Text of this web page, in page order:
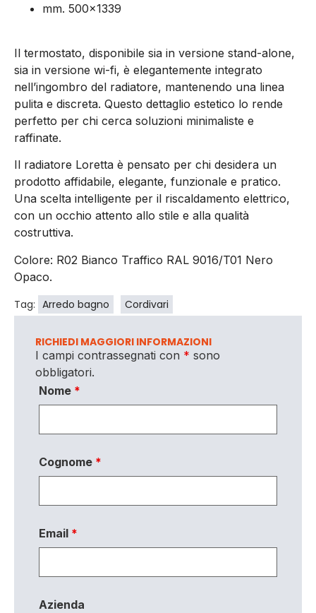
mm. 500×1339
Il termostato, disponibile sia in versione stand-alone,
sia in versione wi-fi, è elegantemente integrato
nell’ingombro del radiatore, mantenendo una linea
pulita e discreta. Questo dettaglio estetico lo rende
perfetto per chi cerca soluzioni minimaliste e
raffinate.
Il radiatore Loretta è pensato per chi desidera un
prodotto affidabile, elegante, funzionale e pratico.
Una scelta intelligente per il riscaldamento elettrico,
con un occhio attento allo stile e alla qualità
costruttiva.
Colore: R02 Bianco Traffico RAL 9016/T01 Nero
Opaco.
Tag: Arredo bagno Cordivari
RICHIEDI MAGGIORI INFORMAZIONI
I campi contrassegnati con * sono
obbligatori.
Nome *
Cognome *
Email *
Azienda